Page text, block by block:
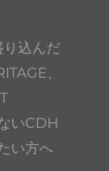
込んだ
、
いCDH
い方へ